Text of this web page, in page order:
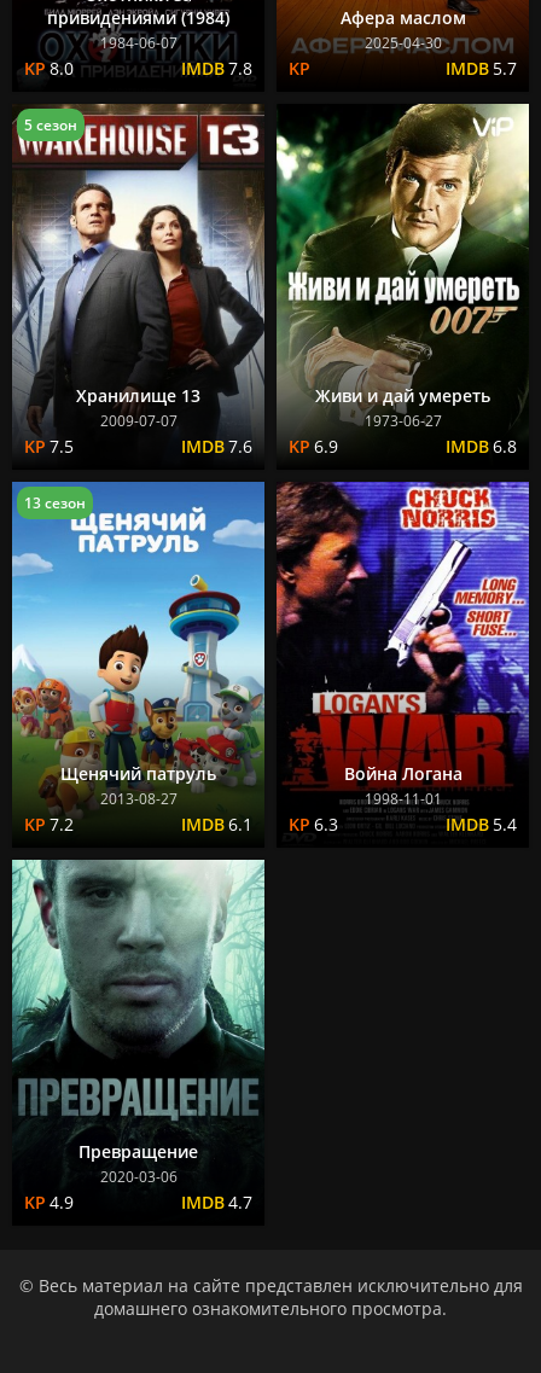
привидениями (1984)
1984-06-07
8.0 7.8
Афера маслом
2025-04-30
5.7
Хранилище 13
2009-07-07
7.5 7.6
5 сезон
Живи и дай умереть
1973-06-27
6.9 6.8
Щенячий патруль
2013-08-27
7.2 6.1
13 сезон
Война Логана
1998-11-01
6.3 5.4
Превращение
2020-03-06
4.9 4.7
© Весь материал на сайте представлен исключительно для
домашнего ознакомительного просмотра.